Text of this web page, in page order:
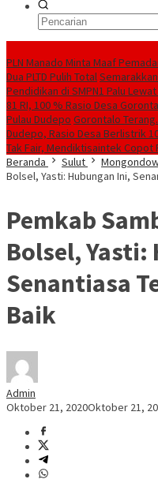
PLN Manado Minta Maaf
Dua PLTD Pulih Total
Pendidikan di SMPN1 Palu
81 RI, 100 % Rasio Desa
Pulau Dudepo Gorontalo
Dudepo, Rasio Desa Berlistrik
Tak Fair, Mendiktisaintek
Beranda
Sulut
Bolsel, Yasti: Hubungan Ini,
Pemkab
Bolsel, Yasti:
Senantiasa
Baik
Admin
Oktober 21, 2020Oktober 21,